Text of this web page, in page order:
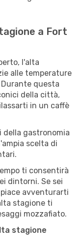
a Fort
l'alta
alle temperature
questa
della città,
in un caffè
della gastronomia
scelta di
ti consentirà
dintorni. Se sei
avventurarti
stagione ti
mozzafiato.
stagione